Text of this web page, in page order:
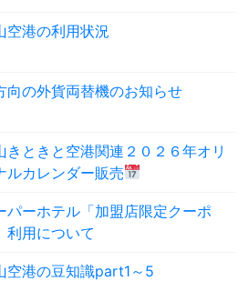
空港の利用状況
向の外貨両替機のお知らせ
きときと空港関連２０２６年オリ
ルカレンダー販売
パーホテル「加盟店限定クーポ
利用について
空港の豆知識part1～5